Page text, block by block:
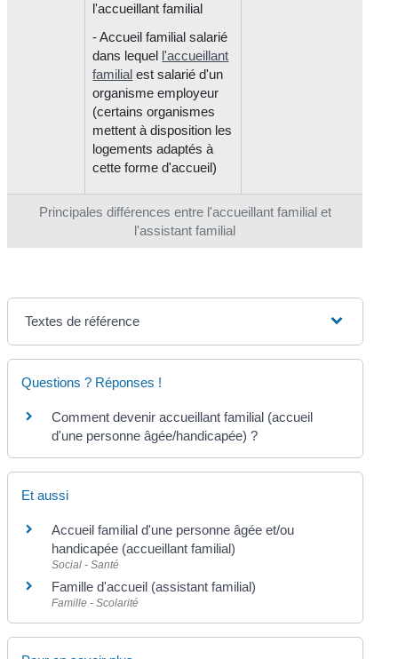
Principales différences entre l'accueillant familial et
l'assistant familial
l'accueillant familial
- Accueil familial salarié
dans lequel l'accueillant
familial est salarié d'un
organisme employeur
(certains organismes
mettent à disposition les
logements adaptés à
cette forme d'accueil)
Textes de référence
Questions ? Réponses !
Comment devenir accueillant familial (accueil
d'une personne âgée/handicapée) ?
Et aussi
Accueil familial d'une personne âgée et/ou
handicapée (accueillant familial)
Social - Santé
Famille d'accueil (assistant familial)
Famille - Scolarité